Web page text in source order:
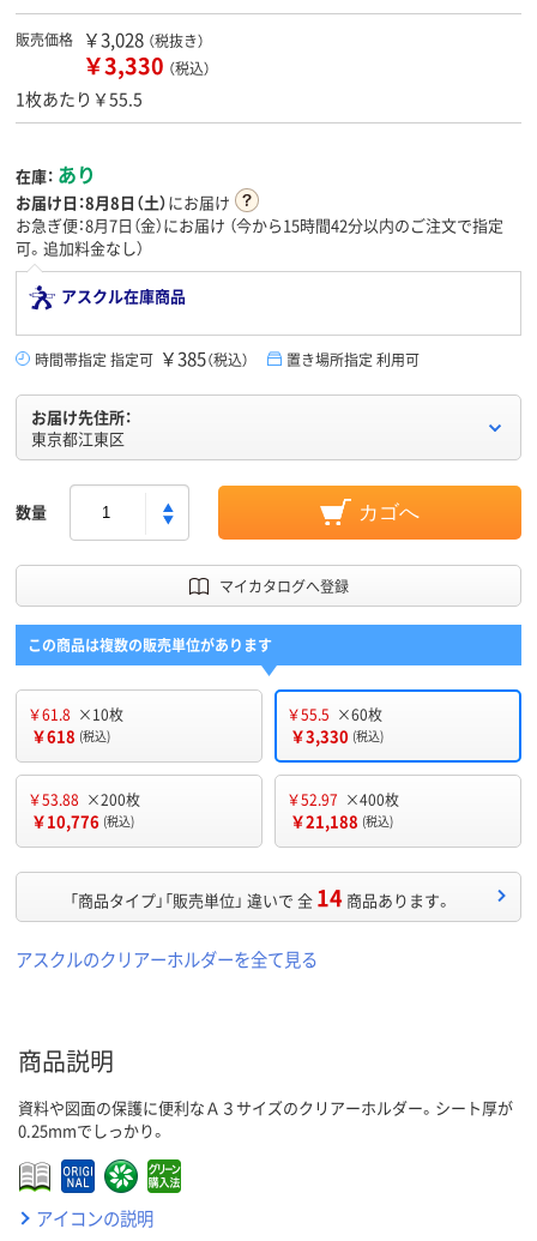
販売価格 ￥3,028 （税抜き）
￥3,330 （税込）
1枚あたり￥55.5
在庫： あり
お届け日：8月8日（土）にお届け
お急ぎ便：8月7日（金）にお届け （今から15時間42分以内のご注文で指定
可。追加料金なし）
アスクル在庫商品
時間帯指定 指定可 ￥385（税込） 置き場所指定 利用可
お届け先住所：
東京都江東区
数量 カゴへ
マイカタログへ登録
この商品は複数の販売単位があります
￥61.8 ×10枚
￥618 (税込)
￥55.5 ×60枚
￥3,330 (税込)
￥53.88 ×200枚
￥10,776 (税込)
￥52.97 ×400枚
￥21,188 (税込)
「商品タイプ」「販売単位」 違いで 全 14 商品あります。
アスクルのクリアーホルダーを全て見る
商品説明
資料や図面の保護に便利なＡ３サイズのクリアーホルダー。シート厚が
0.25mmでしっかり。
アイコンの説明